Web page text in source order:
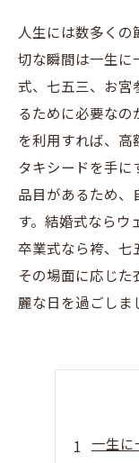
人生には数多く
切な瞬間は一生に
式、七五三、お宮
るために必要なの
を利用すれば、
タキシードを手に
品目があるため、
す。結婚式ならウ
卒業式なら袴、七
その場面に応じ
麗な日を過ごしま
一生に